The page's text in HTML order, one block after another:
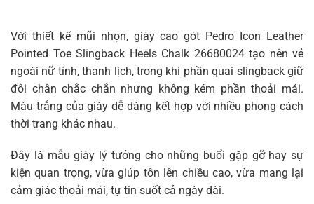
Với thiết kế mũi nhọn, giày cao gót Pedro Icon Leather
Pointed Toe Slingback Heels Chalk 26680024 tạo nên vẻ
ngoài nữ tính, thanh lịch, trong khi phần quai slingback giữ
đôi chân chắc chắn nhưng không kém phần thoải mái.
Màu trắng của giày dễ dàng kết hợp với nhiều phong cách
thời trang khác nhau.
Đây là mẫu giày lý tưởng cho những buổi gặp gỡ hay sự
kiện quan trọng, vừa giúp tôn lên chiều cao, vừa mang lại
cảm giác thoải mái, tự tin suốt cả ngày dài.